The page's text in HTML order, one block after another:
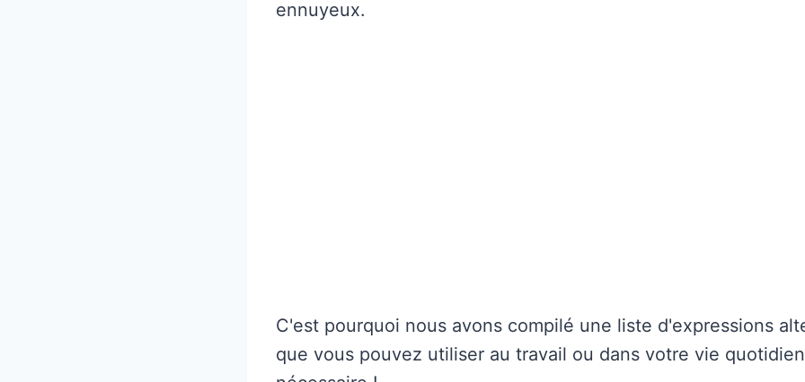
ennuyeux.
C'est pourquoi nous avons compilé une liste d'expressions
que vous pouvez utiliser au travail ou dans votre vie